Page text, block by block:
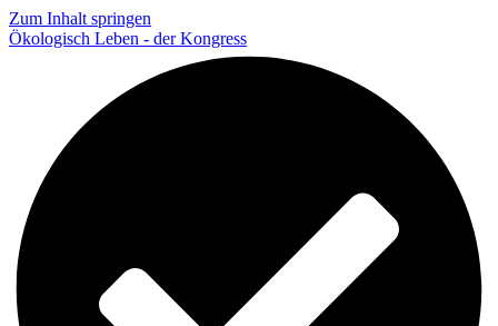
Zum Inhalt springen
Ökologisch Leben - der Kongress